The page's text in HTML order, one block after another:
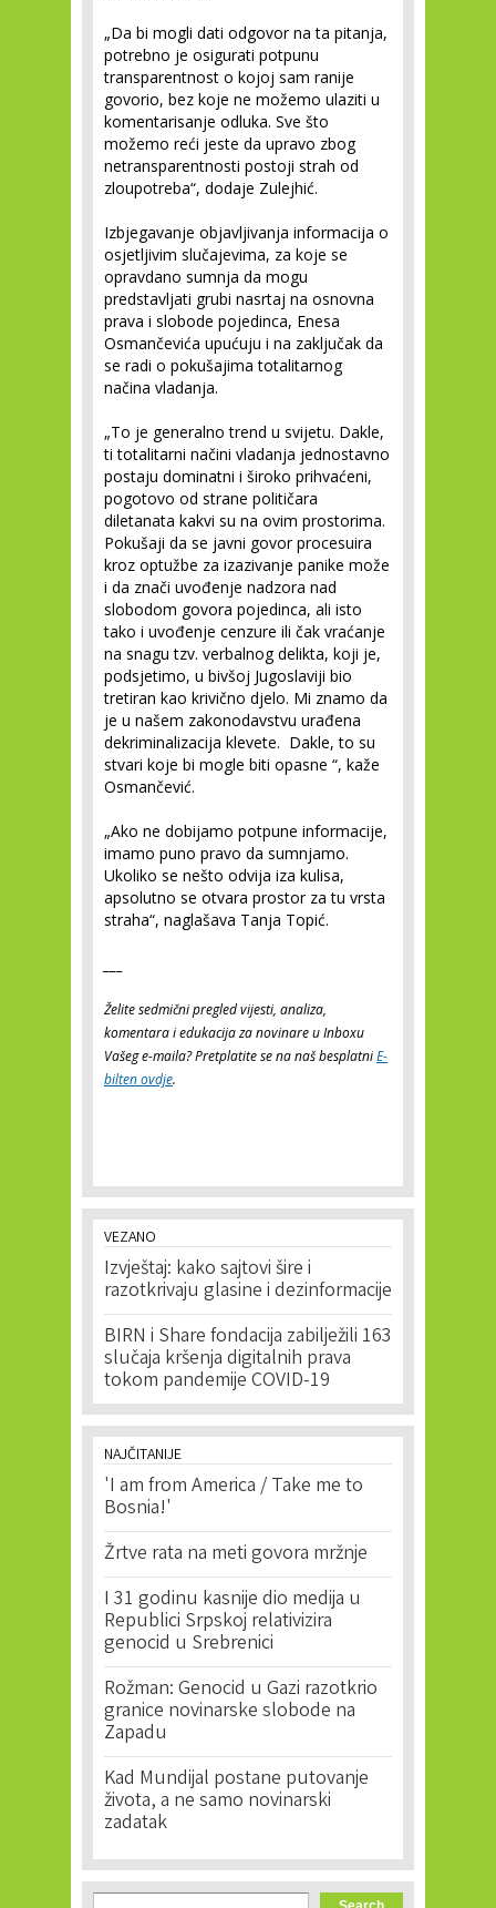
„Da bi mogli dati odgovor na ta pitanja,
potrebno je osigurati potpunu
transparentnost o kojoj sam ranije
govorio, bez koje ne možemo ulaziti u
komentarisanje odluka. Sve što
možemo reći jeste da upravo zbog
netransparentnosti postoji strah od
zloupotreba“, dodaje Zulejhić.
Izbjegavanje objavljivanja informacija o
osjetljivim slučajevima, za koje se
opravdano sumnja da mogu
predstavljati grubi nasrtaj na osnovna
prava i slobode pojedinca, Enesa
Osmančevića upućuju i na zaključak da
se radi o pokušajima totalitarnog
načina vladanja.
„To je generalno trend u svijetu. Dakle,
ti totalitarni načini vladanja jednostavno
postaju dominatni i široko prihvaćeni,
pogotovo od strane političara
diletanata kakvi su na ovim prostorima.
Pokušaji da se javni govor procesuira
kroz optužbe za izazivanje panike može
i da znači uvođenje nadzora nad
slobodom govora pojedinca, ali isto
tako i uvođenje cenzure ili čak vraćanje
na snagu tzv. verbalnog delikta, koji je,
podsjetimo, u bivšoj Jugoslaviji bio
tretiran kao krivično djelo. Mi znamo da
je u našem zakonodavstvu urađena
dekriminalizacija klevete. Dakle, to su
stvari koje bi mogle biti opasne “, kaže
Osmančević.
„Ako ne dobijamo potpune informacije,
imamo puno pravo da sumnjamo.
Ukoliko se nešto odvija iza kulisa,
apsolutno se otvara prostor za tu vrsta
straha“, naglašava Tanja Topić.
Želite sedmični pregled vijesti, analiza,
komentara i edukacija za novinare u Inboxu
Vašeg e-maila? Pretplatite se na naš besplatniE-
bilten ovdje.
VEZANO
Izvještaj: kako sajtovi šire i
razotkrivaju glasine i dezinformacije
BIRN i Share fondacija zabilježili 163
slučaja kršenja digitalnih prava
tokom pandemije COVID-19
NAJČITANIJE
'I am from America / Take me to
Bosnia!'
Žrtve rata na meti govora mržnje
I 31 godinu kasnije dio medija u
Republici Srpskoj relativizira
genocid u Srebrenici
Rožman: Genocid u Gazi razotkrio
granice novinarske slobode na
Zapadu
Kad Mundijal postane putovanje
života, a ne samo novinarski
zadatak
Search